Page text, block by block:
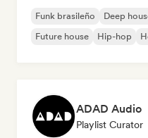
Funk brasileño Deep
Future house
Hip-hop
ADAD Audio
Playlist Curator